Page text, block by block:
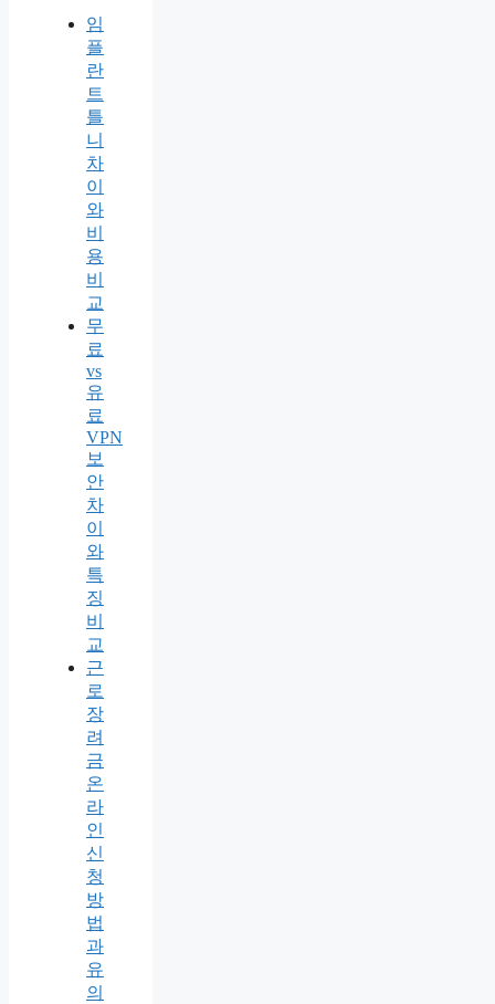
임
플
란
트
틀
니
차
이
와
비
용
비
교
무
료
vs
유
료
VPN
보
안
차
이
와
특
징
비
교
근
로
장
려
금
온
라
인
신
청
방
법
과
유
의